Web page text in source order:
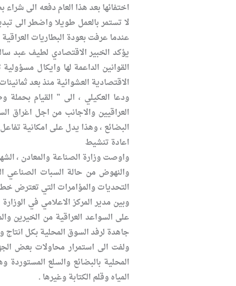
اختفائها بعد هذا العام دفعه الى
لا تستمر بالعمل طويلا واضطر الى
عندما عرفت بعودة البطاريات
يؤكد الخبير الاقتصادي لطيف عبد
القوانين الداعمة لها وايكال
الاقتصادية العشوائية منذ بعد
ودعا العكيلي ، الى ” القيام
العراقيين والاجانب من اجل اغراق
البضائع ، وهذا يدل على امكانية
اعادة تنشيط
واوصت وزارة الصناعة والمعادن ،
والنهوض من حالة السبات الصناعي
التحديات والمؤامرات التي تعترض
وبين مدير المركز الاعلامي في
على السواعد العراقية من الخيرين
جاهدة لرفد السوق المحلية بكل
ولفت الى استمرار محاولات بعض
المحلية بالبضائع والسلع
المياه وقلم الكتابة وغيرها .